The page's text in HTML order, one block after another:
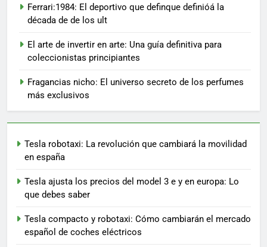
Ferrari:1984: El deportivo que definque definióá la
década de de los ult
El arte de invertir en arte: Una guía definitiva para
coleccionistas principiantes
Fragancias nicho: El universo secreto de los perfumes
más exclusivos
Tesla robotaxi: La revolución que cambiará la movilidad
en españa
Tesla ajusta los precios del model 3 e y en europa: Lo
que debes saber
Tesla compacto y robotaxi: Cómo cambiarán el mercado
español de coches eléctricos